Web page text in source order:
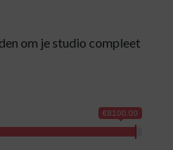
om je studio compleet
€8100.00